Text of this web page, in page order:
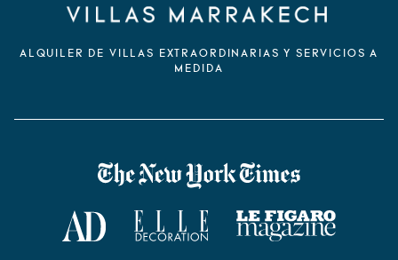
ALQUILER DE VILLAS EXTRAORDINARIAS Y SERVICIOS A
MEDIDA
VILLANOVO DANS LA PRESSE
The New York Times
AD MagazineELLE Décoration Le Figaro Magazine